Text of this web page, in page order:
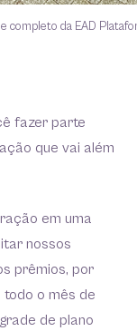
completo da EAD
fazer parte
que vai além
em uma
nossos
prêmios, por
todo o mês de
de plano